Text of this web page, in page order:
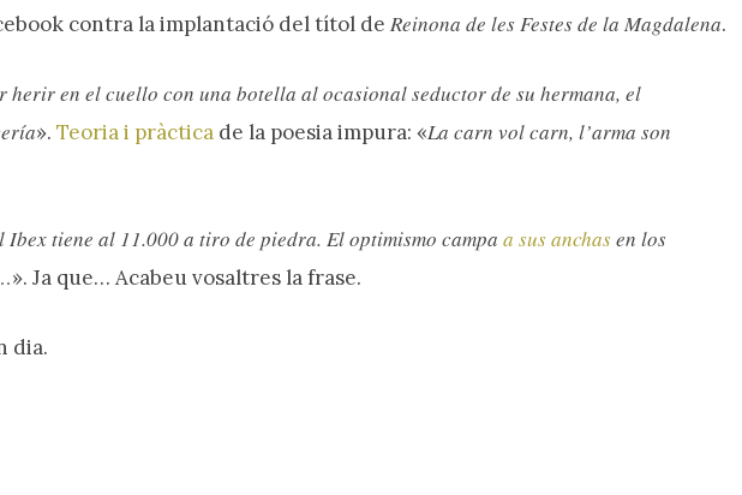
contra la implantació del títol de Reinona de les Festes de la Magdalena.
herir en el cuello con una botella al ocasional seductor de su hermana, el
». Teoria i pràctica de la poesia impura: «La carn vol carn, l’arma son
Ibex tiene al 11.000 a tiro de piedra. El optimismo campa a sus anchasen los
». Ja que… Acabeu vosaltres la frase.
dia.